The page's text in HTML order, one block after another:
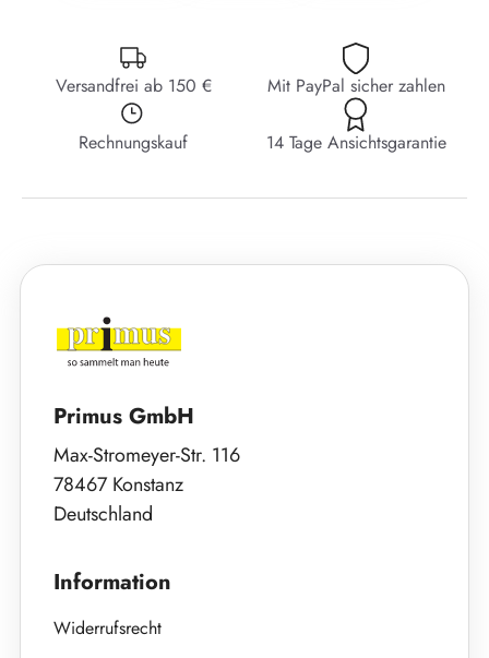
Versandfrei ab 150 € Mit PayPal sicher zahlen
Rechnungskauf 14 Tage Ansichtsgarantie
Primus GmbH
Max-Stromeyer-Str. 116
78467 Konstanz
Deutschland
Information
Widerrufsrecht